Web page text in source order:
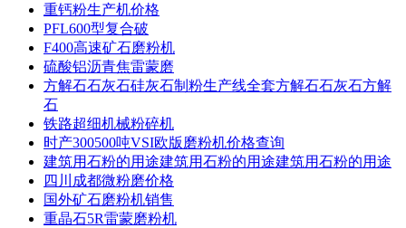
重钙粉生产机价格
PFL600型复合破
F400高速矿石磨粉机
硫酸铝沥青焦雷蒙磨
方解石石灰石硅灰石制粉生产线全套方解石石灰石方解
石
铁路超细机械粉碎机
时产300500吨VSI欧版磨粉机价格查询
建筑用石粉的用途建筑用石粉的用途建筑用石粉的用途
四川成都微粉磨价格
国外矿石磨粉机销售
重晶石5R雷蒙磨粉机